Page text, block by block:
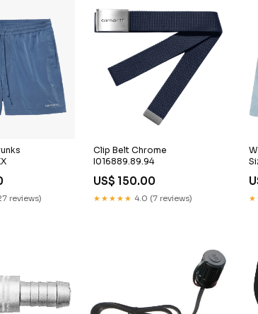
reviews)
Clip Belt Chrome
I016889.89.94
US$ 150.00
★★★★★ 4.0 (7 reviews)